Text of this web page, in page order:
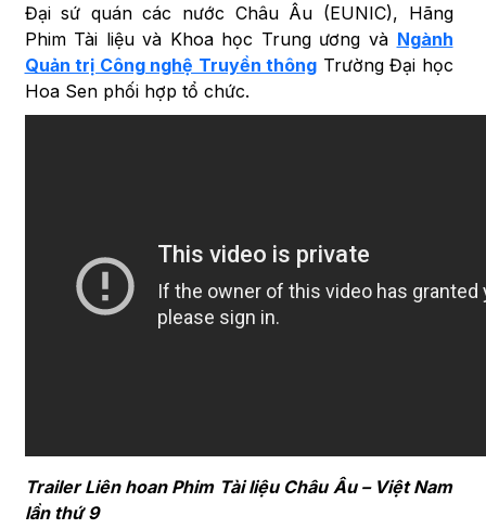
Đại sứ quán các nước Châu Âu (EUNIC), Hãng
Phim Tài liệu và Khoa học Trung ương và Ngành
Quản trị Công nghệ Truyền thông Trường Đại học
Hoa Sen phối hợp tổ chức.
Trailer Liên hoan Phim Tài liệu Châu Âu – Việt Nam
lần thứ 9